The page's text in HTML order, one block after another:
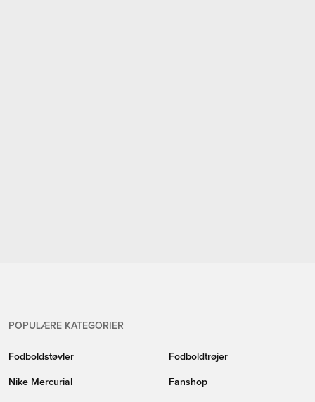
POPULÆRE KATEGORIER
Fodboldstøvler Fodboldtrøjer
Nike Mercurial Fanshop